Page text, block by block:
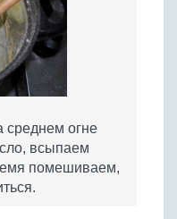
среднем огне
всыпаем
помешиваем,